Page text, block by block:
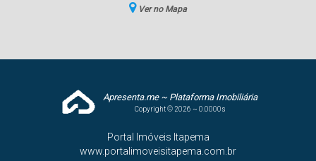
Ver no Mapa
Apresenta.me ~ Plataforma Imobiliária
Copyright © 2026 ~ 0.0000s
Portal Imóveis Itapema
www.portalimoveisitapema.com.br